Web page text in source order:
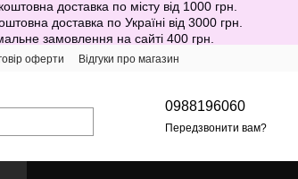
доставка по місту від 1000 грн.
доставка по Україні від 3000 грн.
замовлення на сайті 400 грн.
оферти Відгуки про магазин
0988196060
Передзвонити вам?